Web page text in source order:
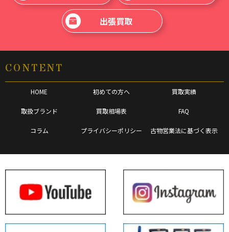
出張買取
CONTENT
HOME 初めての方へ 買取実績
取扱ブランド 買取相場表 FAQ
コラム プライバシーポリシー 古物営業法に基づく表示